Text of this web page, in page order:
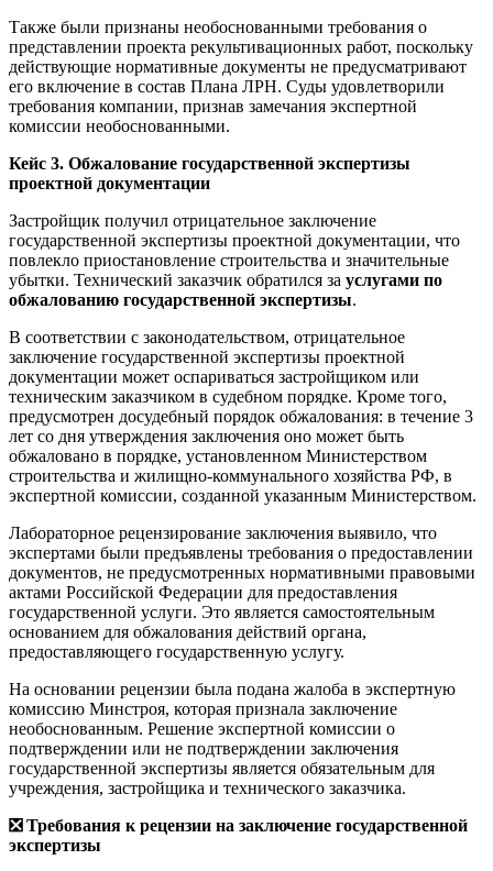
Также были признаны необоснованными требования о
представлении проекта рекультивационных работ, поскольку
действующие нормативные документы не предусматривают
его включение в состав Плана ЛРН. Суды удовлетворили
требования компании, признав замечания экспертной
комиссии необоснованными.
Кейс 3. Обжалование государственной экспертизы
проектной документации
Застройщик получил отрицательное заключение
государственной экспертизы проектной документации, что
повлекло приостановление строительства и значительные
убытки. Технический заказчик обратился за услугами по
обжалованию государственной экспертизы.
В соответствии с законодательством, отрицательное
заключение государственной экспертизы проектной
документации может оспариваться застройщиком или
техническим заказчиком в судебном порядке. Кроме того,
предусмотрен досудебный порядок обжалования: в течение 3
лет со дня утверждения заключения оно может быть
обжаловано в порядке, установленном Министерством
строительства и жилищно-коммунального хозяйства РФ, в
экспертной комиссии, созданной указанным Министерством.
Лабораторное рецензирование заключения выявило, что
экспертами были предъявлены требования о предоставлении
документов, не предусмотренных нормативными правовыми
актами Российской Федерации для предоставления
государственной услуги. Это является самостоятельным
основанием для обжалования действий органа,
предоставляющего государственную услугу.
На основании рецензии была подана жалоба в экспертную
комиссию Минстроя, которая признала заключение
необоснованным. Решение экспертной комиссии о
подтверждении или не подтверждении заключения
государственной экспертизы является обязательным для
учреждения, застройщика и технического заказчика.
❎ Требования к рецензии на заключение государственной
экспертизы